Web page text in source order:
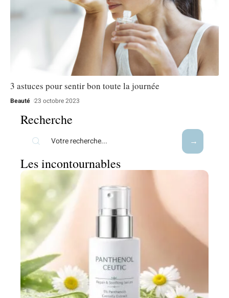
3 astuces pour sentir bon toute la journée
Beauté 23 octobre 2023
Recherche
Les incontournables